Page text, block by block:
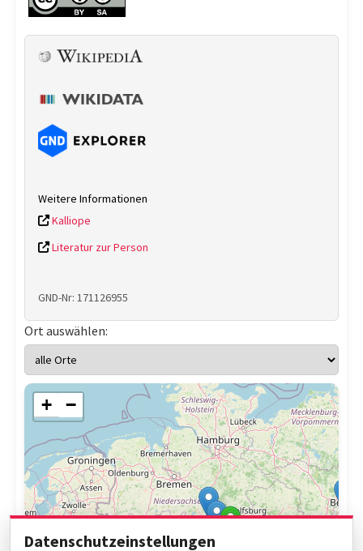
Weitere Informationen
Kalliope
Literatur zur Person
GND-Nr: 171126955
Ort auswählen:
+ −
Datenschutzeinstellungen